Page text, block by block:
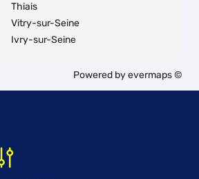
Thiais
Vitry-sur-Seine
Ivry-sur-Seine
Powered byevermaps ©